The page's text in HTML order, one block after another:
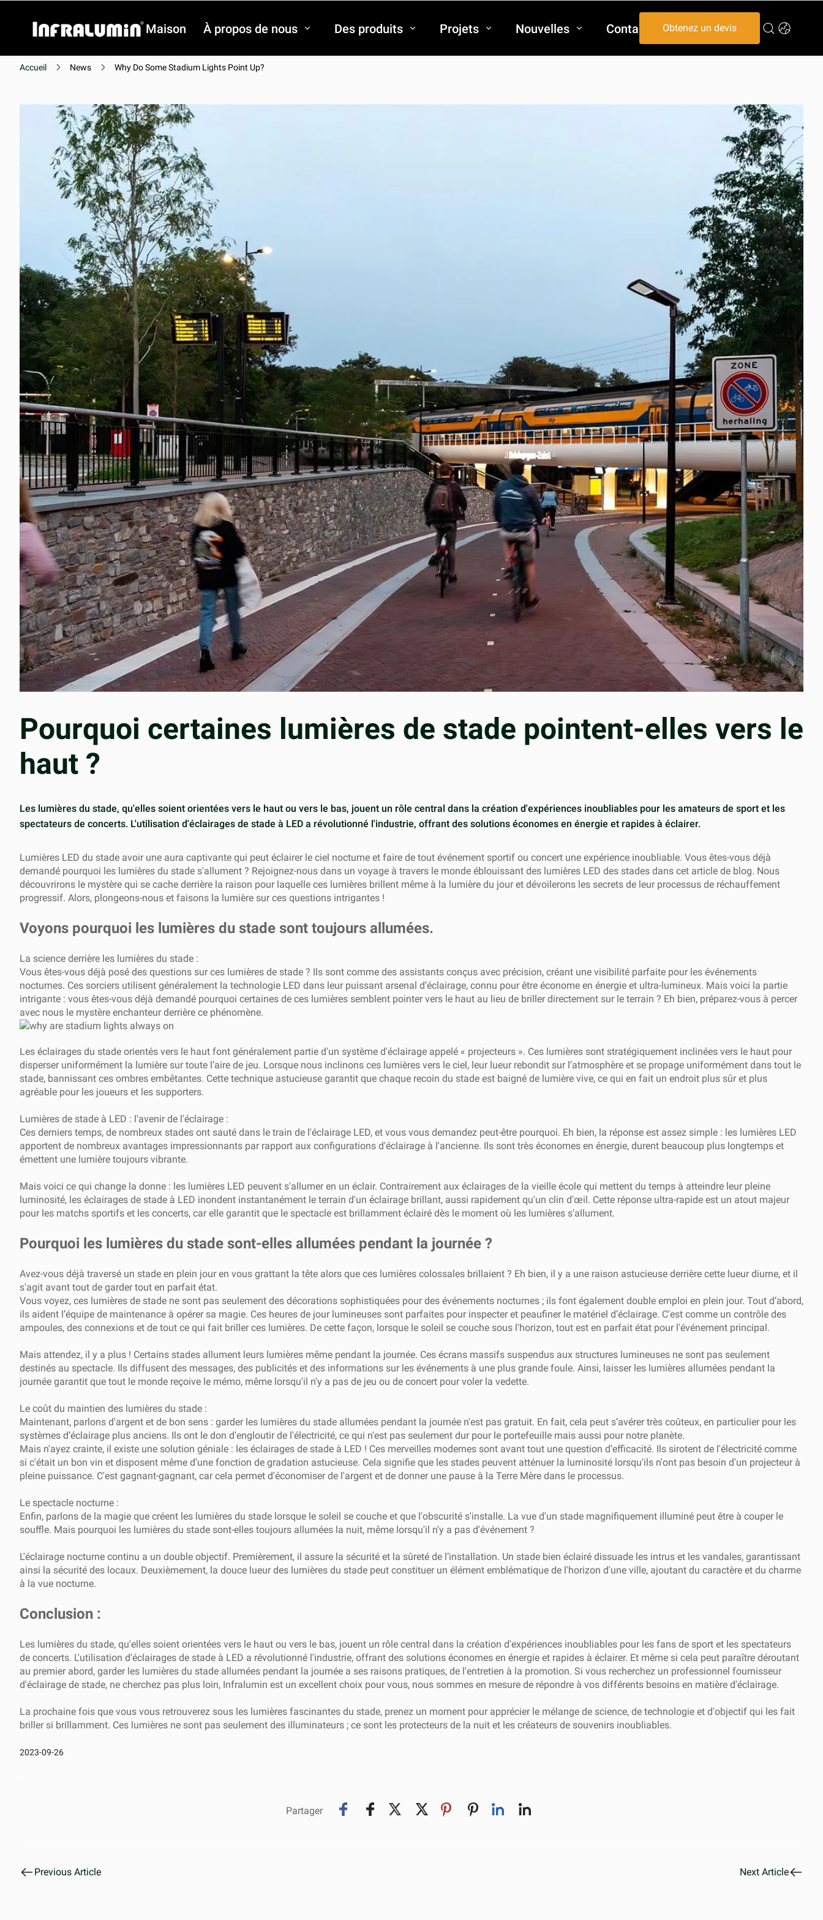
Maison À propos de nous Des produits Projets Nouvelles Contactez-nousObtenez un devis
Accueil News Why Do Some Stadium Lights Point Up?
Pourquoi certaines lumières de stade pointent-elles vers le
haut ?
Les lumières du stade, qu'elles soient orientées vers le haut ou vers le bas, jouent un rôle central dans la création d'expériences inoubliables pour les amateurs de sport et les
spectateurs de concerts. L'utilisation d'éclairages de stade à LED a révolutionné l'industrie, offrant des solutions économes en énergie et rapides à éclairer.
Lumières LED du stade avoir une aura captivante qui peut éclairer le ciel nocturne et faire de tout événement sportif ou concert une expérience inoubliable. Vous êtes-vous déjà
demandé pourquoi les lumières du stade s'allument ? Rejoignez-nous dans un voyage à travers le monde éblouissant des lumières LED des stades dans cet article de blog. Nous
découvrirons le mystère qui se cache derrière la raison pour laquelle ces lumières brillent même à la lumière du jour et dévoilerons les secrets de leur processus de réchauffement
progressif. Alors, plongeons-nous et faisons la lumière sur ces questions intrigantes !
Voyons pourquoi les lumières du stade sont toujours allumées.
La science derrière les lumières du stade :
Vous êtes-vous déjà posé des questions sur ces lumières de stade ? Ils sont comme des assistants conçus avec précision, créant une visibilité parfaite pour les événements
nocturnes. Ces sorciers utilisent généralement la technologie LED dans leur puissant arsenal d’éclairage, connu pour être économe en énergie et ultra-lumineux. Mais voici la partie
intrigante : vous êtes-vous déjà demandé pourquoi certaines de ces lumières semblent pointer vers le haut au lieu de briller directement sur le terrain ? Eh bien, préparez-vous à percer
avec nous le mystère enchanteur derrière ce phénomène.
Les éclairages du stade orientés vers le haut font généralement partie d'un système d'éclairage appelé « projecteurs ». Ces lumières sont stratégiquement inclinées vers le haut pour
disperser uniformément la lumière sur toute l’aire de jeu. Lorsque nous inclinons ces lumières vers le ciel, leur lueur rebondit sur l’atmosphère et se propage uniformément dans tout le
stade, bannissant ces ombres embêtantes. Cette technique astucieuse garantit que chaque recoin du stade est baigné de lumière vive, ce qui en fait un endroit plus sûr et plus
agréable pour les joueurs et les supporters.
Lumières de stade à LED : l'avenir de l'éclairage :
Ces derniers temps, de nombreux stades ont sauté dans le train de l'éclairage LED, et vous vous demandez peut-être pourquoi. Eh bien, la réponse est assez simple : les lumières LED
apportent de nombreux avantages impressionnants par rapport aux configurations d'éclairage à l'ancienne. Ils sont très économes en énergie, durent beaucoup plus longtemps et
émettent une lumière toujours vibrante.
Mais voici ce qui change la donne : les lumières LED peuvent s'allumer en un éclair. Contrairement aux éclairages de la vieille école qui mettent du temps à atteindre leur pleine
luminosité, les éclairages de stade à LED inondent instantanément le terrain d'un éclairage brillant, aussi rapidement qu'un clin d'œil. Cette réponse ultra-rapide est un atout majeur
pour les matchs sportifs et les concerts, car elle garantit que le spectacle est brillamment éclairé dès le moment où les lumières s'allument.
Pourquoi les lumières du stade sont-elles allumées pendant la journée ?
Avez-vous déjà traversé un stade en plein jour en vous grattant la tête alors que ces lumières colossales brillaient ? Eh bien, il y a une raison astucieuse derrière cette lueur diurne, et il
s'agit avant tout de garder tout en parfait état.
Vous voyez, ces lumières de stade ne sont pas seulement des décorations sophistiquées pour des événements nocturnes ; ils font également double emploi en plein jour. Tout d’abord,
ils aident l’équipe de maintenance à opérer sa magie. Ces heures de jour lumineuses sont parfaites pour inspecter et peaufiner le matériel d’éclairage. C'est comme un contrôle des
ampoules, des connexions et de tout ce qui fait briller ces lumières. De cette façon, lorsque le soleil se couche sous l'horizon, tout est en parfait état pour l'événement principal.
Mais attendez, il y a plus ! Certains stades allument leurs lumières même pendant la journée. Ces écrans massifs suspendus aux structures lumineuses ne sont pas seulement
destinés au spectacle. Ils diffusent des messages, des publicités et des informations sur les événements à une plus grande foule. Ainsi, laisser les lumières allumées pendant la
journée garantit que tout le monde reçoive le mémo, même lorsqu'il n'y a pas de jeu ou de concert pour voler la vedette.
Le coût du maintien des lumières du stade :
Maintenant, parlons d'argent et de bon sens : garder les lumières du stade allumées pendant la journée n'est pas gratuit. En fait, cela peut s’avérer très coûteux, en particulier pour les
systèmes d’éclairage plus anciens. Ils ont le don d'engloutir de l'électricité, ce qui n'est pas seulement dur pour le portefeuille mais aussi pour notre planète.
Mais n'ayez crainte, il existe une solution géniale : les éclairages de stade à LED ! Ces merveilles modernes sont avant tout une question d’efficacité. Ils sirotent de l'électricité comme
si c'était un bon vin et disposent même d'une fonction de gradation astucieuse. Cela signifie que les stades peuvent atténuer la luminosité lorsqu'ils n'ont pas besoin d'un projecteur à
pleine puissance. C'est gagnant-gagnant, car cela permet d'économiser de l'argent et de donner une pause à la Terre Mère dans le processus.
Le spectacle nocturne :
Enfin, parlons de la magie que créent les lumières du stade lorsque le soleil se couche et que l'obscurité s'installe. La vue d'un stade magnifiquement illuminé peut être à couper le
souffle. Mais pourquoi les lumières du stade sont-elles toujours allumées la nuit, même lorsqu'il n'y a pas d'événement ?
L'éclairage nocturne continu a un double objectif. Premièrement, il assure la sécurité et la sûreté de l’installation. Un stade bien éclairé dissuade les intrus et les vandales, garantissant
ainsi la sécurité des locaux. Deuxièmement, la douce lueur des lumières du stade peut constituer un élément emblématique de l'horizon d'une ville, ajoutant du caractère et du charme
à la vue nocturne.
Conclusion :
Les lumières du stade, qu'elles soient orientées vers le haut ou vers le bas, jouent un rôle central dans la création d'expériences inoubliables pour les fans de sport et les spectateurs
de concerts. L'utilisation d'éclairages de stade à LED a révolutionné l'industrie, offrant des solutions économes en énergie et rapides à éclairer. Et même si cela peut paraître déroutant
au premier abord, garder les lumières du stade allumées pendant la journée a ses raisons pratiques, de l'entretien à la promotion. Si vous recherchez un professionnel fournisseur
d'éclairage de stade, ne cherchez pas plus loin, Infralumin est un excellent choix pour vous, nous sommes en mesure de répondre à vos différents besoins en matière d'éclairage.
La prochaine fois que vous vous retrouverez sous les lumières fascinantes du stade, prenez un moment pour apprécier le mélange de science, de technologie et d'objectif qui les fait
briller si brillamment. Ces lumières ne sont pas seulement des illuminateurs ; ce sont les protecteurs de la nuit et les créateurs de souvenirs inoubliables.
2023-09-26
Partager
Previous Article Next Article